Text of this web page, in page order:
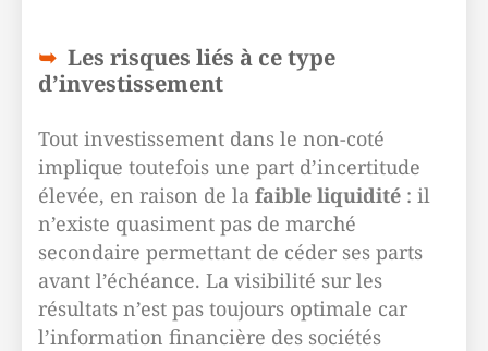
Les risques liés à ce type
d’investissement
Tout investissement dans le non-coté
implique toutefois une part d’incertitude
élevée, en raison de la faible liquidité : il
n’existe quasiment pas de marché
secondaire permettant de céder ses parts
avant l’échéance. La visibilité sur les
résultats n’est pas toujours optimale car
l’information financière des sociétés